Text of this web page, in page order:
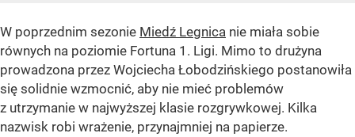
W poprzednim sezonie Miedź Legnica nie miała sobie
równych na poziomie Fortuna 1. Ligi. Mimo to drużyna
prowadzona przez Wojciecha Łobodzińskiego postanowiła
się solidnie wzmocnić, aby nie mieć problemów
z utrzymanie w najwyższej klasie rozgrywkowej. Kilka
nazwisk robi wrażenie, przynajmniej na papierze.